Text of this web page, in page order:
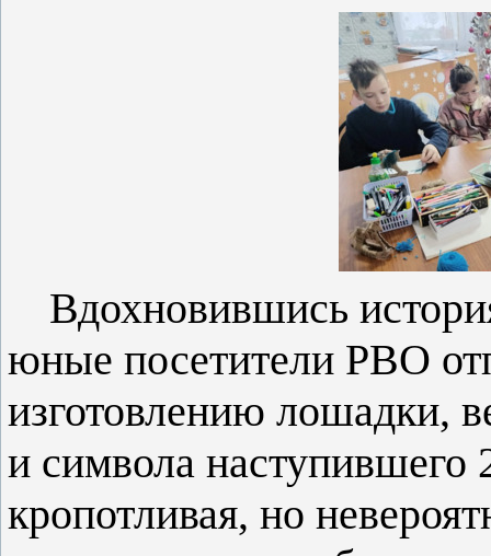
Вдохновившись
юные посетители РВО
изготовлению лошадки,
и символа наступившего
кропотливая, но